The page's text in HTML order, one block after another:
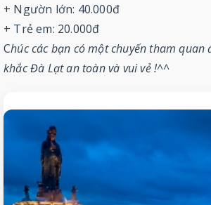
+ Ngườn lớn: 40.000đ
+ Trẻ em: 20.000đ
Chúc các bạn có một chuyến tham quan
khắc Đà Lạt an toàn và vui vẻ !^^